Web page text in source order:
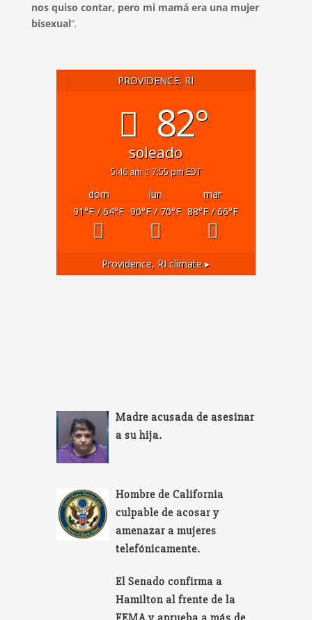
nos quiso contar, pero mi mamá era una mujer
bisexual“.
PROVIDENCE, RI
82°
soleado
5:46 am 7:55 pm EDT
dom lun
mar
91°F/ 64°F 90°F/ 70°F 88°F/ 66°F
Providence, RI climate ▸
Madre acusada de asesinar
a su hija.
Hombre de California
culpable de acosar y
amenazar a mujeres
telefónicamente.
El Senado confirma a
Hamilton al frente de la